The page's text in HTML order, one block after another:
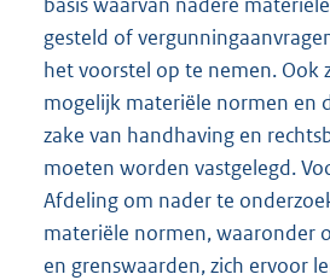
gesteld of
het voorstel op te nemen. Ook
mogelijk materiële normen en
zake van handhaving en
moeten worden vastgelegd.
Afdeling om nader te
materiële normen, waaronder
en grenswaarden, zich ervoor